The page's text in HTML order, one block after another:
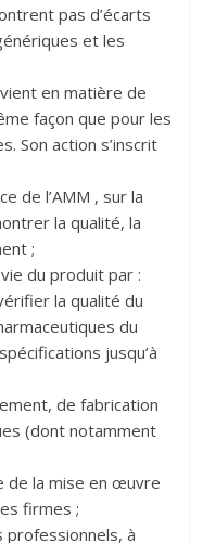
pas d’écarts
et les
en matière de
façon que pour les
Son action s’inscrit
de l’AMM , sur la
la qualité, la
;
du produit par :
la qualité du
du
jusqu’à
de fabrication
(dont notamment
de la mise en œuvre
firmes ;
professionnels, à